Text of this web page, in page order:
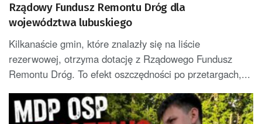
Rządowy Fundusz Remontu Dróg dla
województwa lubuskiego
Kilkanaście gmin, które znalazły się na liście
rezerwowej, otrzyma dotację z Rządowego Fundusz
Remontu Dróg. To efekt oszczędności po przetargach,...